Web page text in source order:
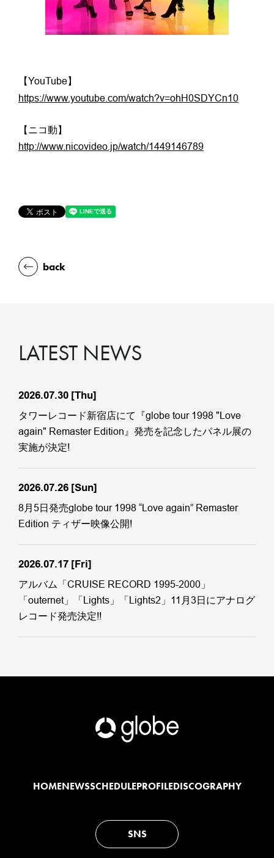
【YouTube】
https://www.youtube.com/watch?v=ohH0SDYCn10
【ニコ動】
http://www.nicovideo.jp/watch/1449146789
back
LATEST NEWS
2026.07.30 [Thu]
タワーレコード新宿店にて『globe tour 1998 "Love
again" Remaster Edition』発売を記念したパネル展の
実施が決定!
2026.07.26 [Sun]
8月5日発売globe tour 1998 “Love again” Remaster
Edition ティザー映像公開!
2026.07.17 [Fri]
アルバム「CRUISE RECORD 1995-2000」
「outernet」「Lights」「Lights2」11月3日にアナログ
レコード発売決定!!
HOMENEWSSCHEDULEPROFILEDISCOGRAPHY
SNS